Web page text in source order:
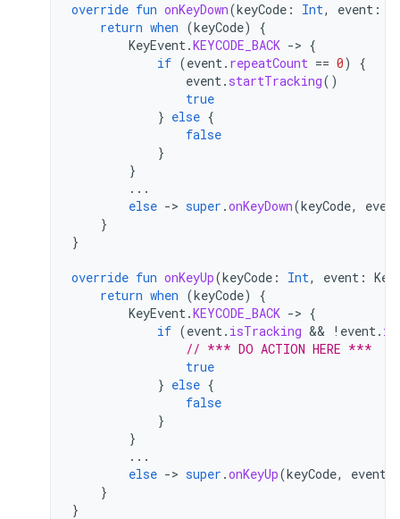
override fun onKeyDown(keyCode : Int, event :
return when (keyCode)
{
KeyEvent.KEYCODE_BACK -> {
if (event. repeatCount == 0)
{
event. startTracking()
true
} else {
false
}
}
...
else -> super .onKeyDown(keyCode,
event
}
}
override fun onKeyUp(keyCode : Int, event :
return when (keyCode)
{
KeyEvent.KEYCODE_BACK -> {
if (event. isTracking && ! event.
// *** DO ACTION HERE ***
true
} else {
false
}
}
...
else -> super .onKeyUp(keyCode, event
}
}